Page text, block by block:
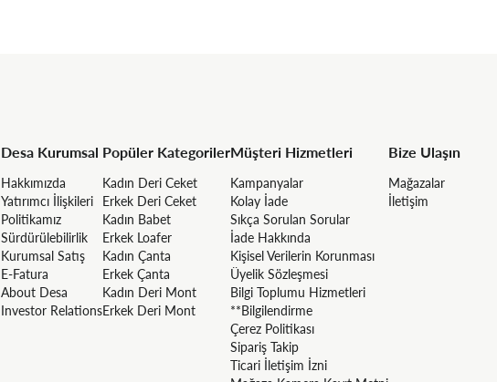
Desa Kurumsal
Hakkımızda
Yatırımcı İlişkileri
Politikamız
Sürdürülebilirlik
Kurumsal Satış
E-Fatura
About Desa
Investor Relations
Popüler Kategoriler
Kadın Deri Ceket
Erkek Deri Ceket
Kadın Babet
Erkek Loafer
Kadın Çanta
Erkek Çanta
Kadın Deri Mont
Erkek Deri Mont
Müşteri Hizmetleri
Kampanyalar
Kolay İade
Sıkça Sorulan Sorular
İade Hakkında
Kişisel Verilerin Korunması
Üyelik Sözleşmesi
Bilgi Toplumu Hizmetleri
**Bilgilendirme
Çerez Politikası
Sipariş Takip
Ticari İletişim İzni
Bize Ulaşın
Mağazalar
İletişim